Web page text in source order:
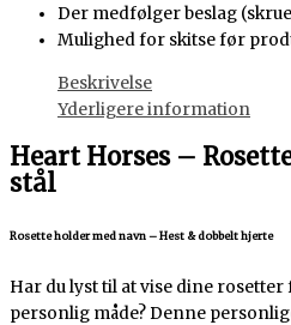
Der medfølger beslag
Mulighed for skitse før
Beskrivelse
Yderligere information
Heart Horses –
stål
Rosette holder med navn – Hest & dobbelt hjerte
Har du lyst til at vise dine rosetter
personlig måde? Denne